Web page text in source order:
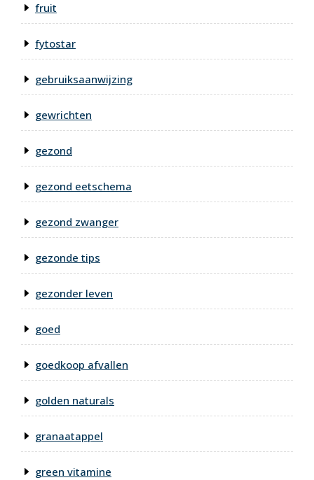
fruit
fytostar
gebruiksaanwijzing
gewrichten
gezond
gezond eetschema
gezond zwanger
gezonde tips
gezonder leven
goed
goedkoop afvallen
golden naturals
granaatappel
green vitamine